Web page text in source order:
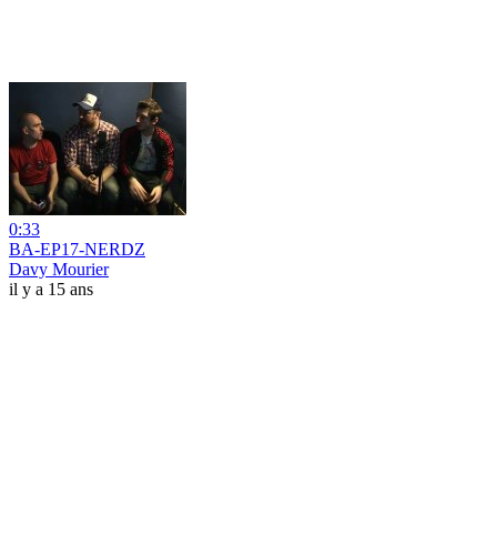
0:33
BA-EP17-NERDZ
Davy Mourier
il y a 15 ans